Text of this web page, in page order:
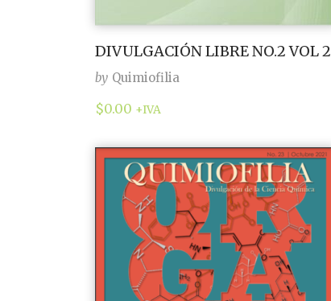
DIVULGACIÓN LIBRE NO.2 VOL 2
by Quimiofilia
$0.00 +IVA